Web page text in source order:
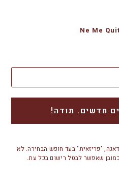
Ne Me
"פריזאית" בעד חופש הבחירה. לא
שאפשר לבטל רישום בכל עת.